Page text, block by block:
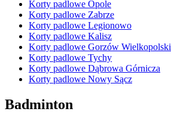
Korty padlowe Opole
Korty padlowe Zabrze
Korty padlowe Legionowo
Korty padlowe Kalisz
Korty padlowe Gorzów Wielkopolski
Korty padlowe Tychy
Korty padlowe Dąbrowa Górnicza
Korty padlowe Nowy Sącz
Badminton